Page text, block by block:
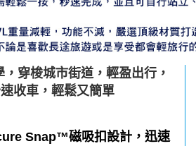
穿梭城市街道，輕盈出行，
收車，輕鬆又簡單
Snap™磁吸扣設計，迅速